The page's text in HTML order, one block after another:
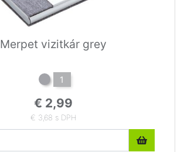
Merpet vizitkár grey
1
€ 2,99
€ 3,68 s DPH